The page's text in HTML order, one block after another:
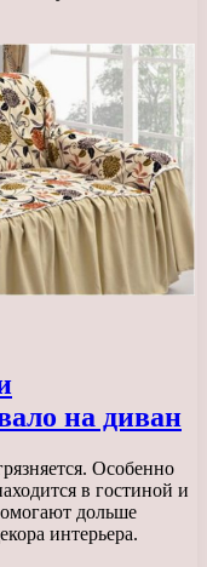
на диван
Особенно
в гостиной и
дольше
интерьера.